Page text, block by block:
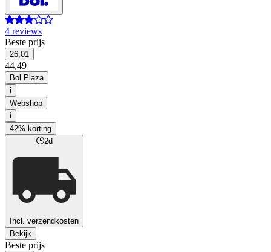
4 reviews
Beste prijs
26,01
44,49
Bol Plaza
i
Webshop
i
42% korting
2d
Incl. verzendkosten
Bekijk
Beste prijs